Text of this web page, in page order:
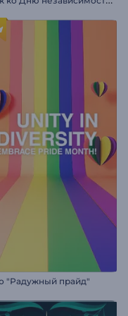
"Радужный прайд"